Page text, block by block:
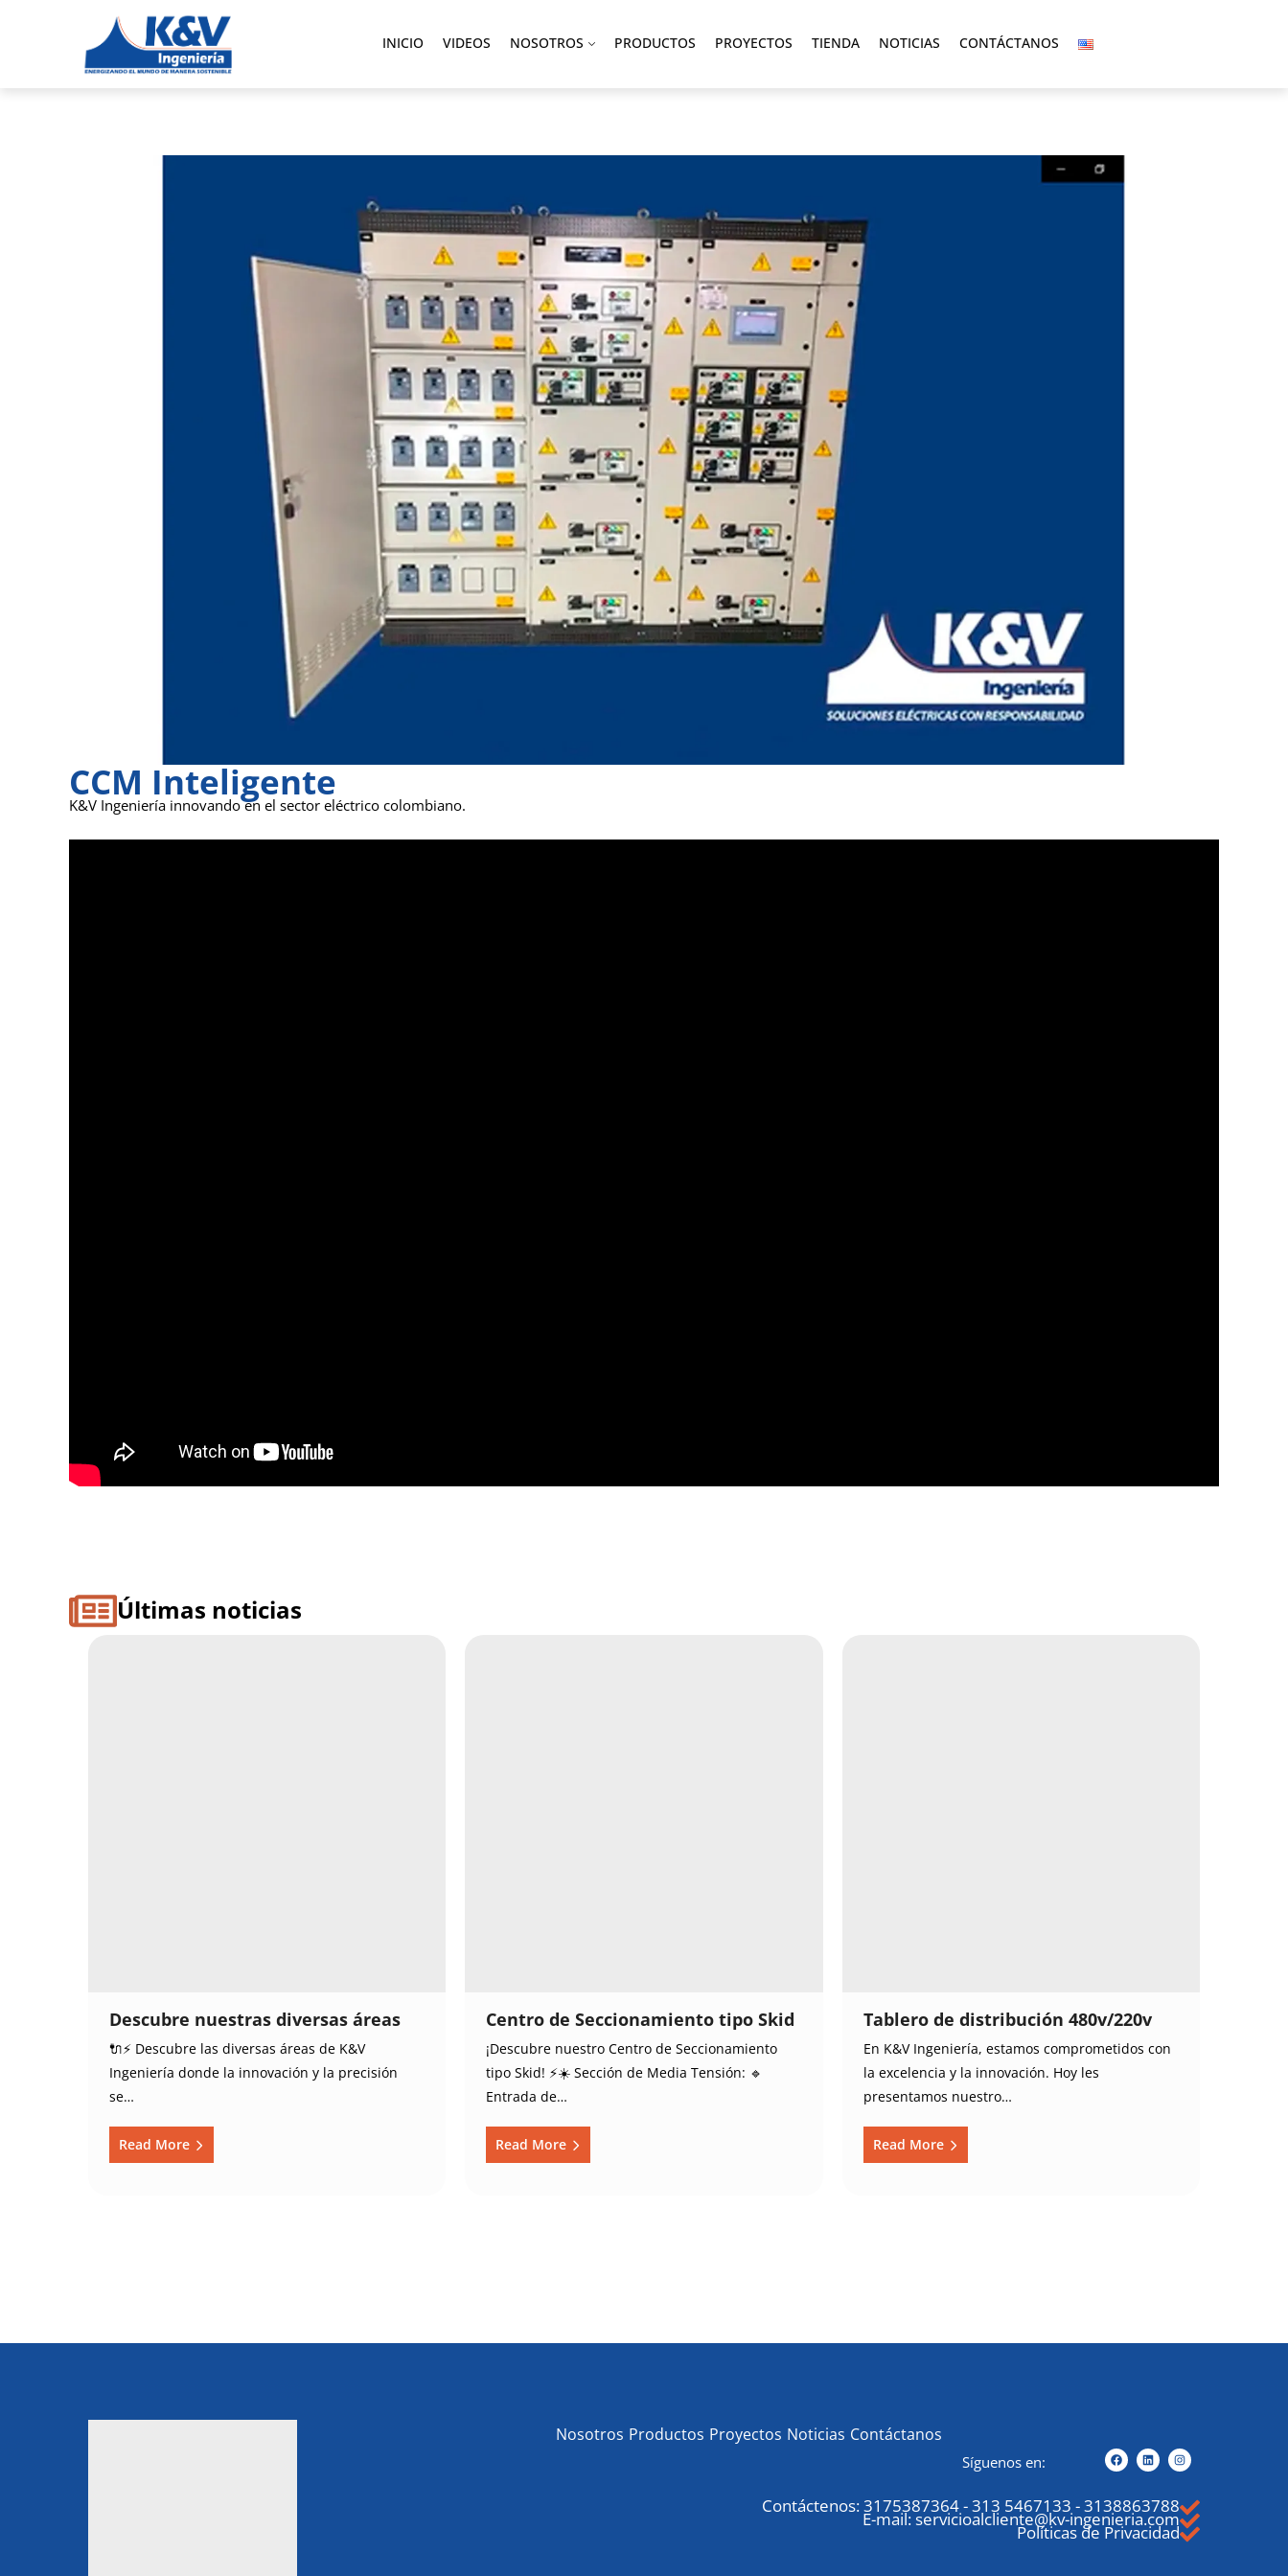
INICIO VIDEOS NOSOTROS PRODUCTOS PROYECTOS TIENDA NOTICIAS CONTÁCTANOS
CCM Inteligente
K&V Ingeniería innovando en el sector eléctrico colombiano.
Últimas noticias
Descubre nuestras diversas áreas
🔌⚡ Descubre las diversas áreas de K&V
Ingeniería donde la innovación y la precisión
se…
Read More
Centro de Seccionamiento tipo Skid
¡Descubre nuestro Centro de Seccionamiento
tipo Skid! ⚡️☀️ Sección de Media Tensión: 🔹
Entrada de…
Read More
Tablero de distribución 480v/220v
En K&V Ingeniería, estamos comprometidos con
la excelencia y la innovación. Hoy les
presentamos nuestro…
Read More
Nosotros Productos Proyectos Noticias Contáctanos
Síguenos en:
Contáctenos:3175387364-313 5467133 -3138863788
E-mail: servicioalcliente@kv-ingenieria.com
Políticas de Privacidad